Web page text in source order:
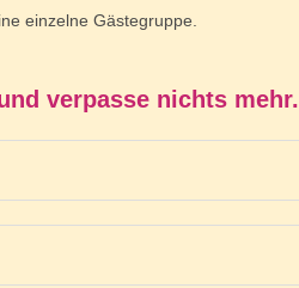
einzelne Gästegruppe.
verpasse nichts mehr.